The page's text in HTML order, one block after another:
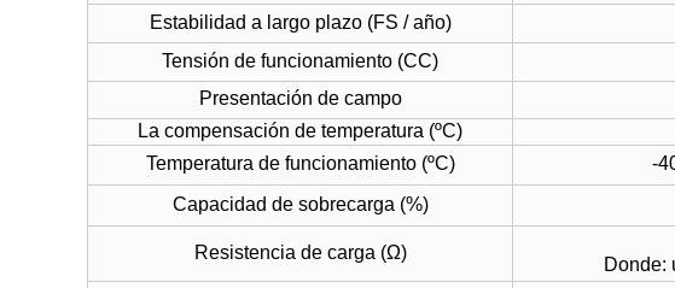
Estabilidad a largo plazo (FS / año)
Tensión de funcionamiento (CC)
Presentación de campo
La compensación de temperatura (ºC)
Temperatura de funcionamiento (ºC)
-
Capacidad de sobrecarga (%)
Resistencia de carga (Ω)
Donde: